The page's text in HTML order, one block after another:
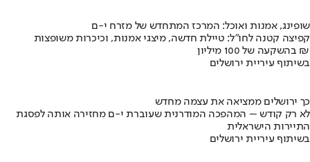
שופינג, אמנות ואוכל: המרכז המתחדש של מזרח י-ם
קפיצה קטנה לחו"ל: טיילת חדשה, מיצגי אמנות, וכיכרות משופצות
בהשקעה של 100 מיליון ₪
בשיתוף עיריית ירושלים
כך ירושלים ממציאה את עצמה מחדש
לא רק קודש – המהפכה המודרנית שעוברת י-ם מחזירה אותה לפסגת
התיירות הישראלית
בשיתוף עיריית ירושלים